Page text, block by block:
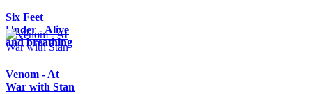
Six Feet
Under - Alive
and breathing
Venom - At
War with Stan